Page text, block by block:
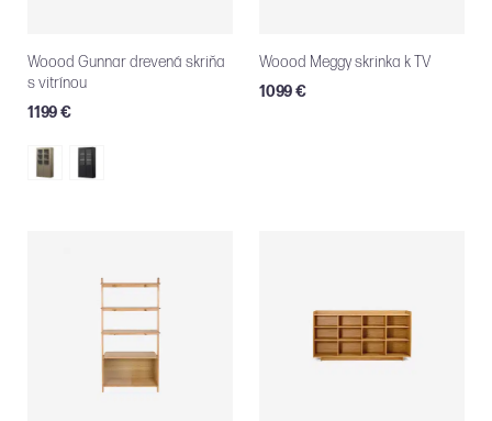
Woood Gunnar drevená skriňa
s vitrínou
1199 €
Woood Meggy skrinka k TV
1099 €